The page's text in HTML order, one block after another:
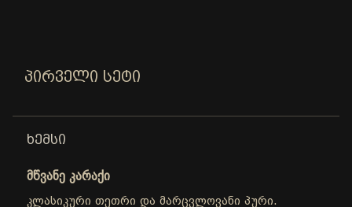
ᲞᲘᲠᲕᲔᲚᲘ ᲡᲔᲢᲘ
ᲮᲔᲛᲡᲘ
მწვანე კარაქი
კლასიკური თეთრი და მარცვლოვანი პური.